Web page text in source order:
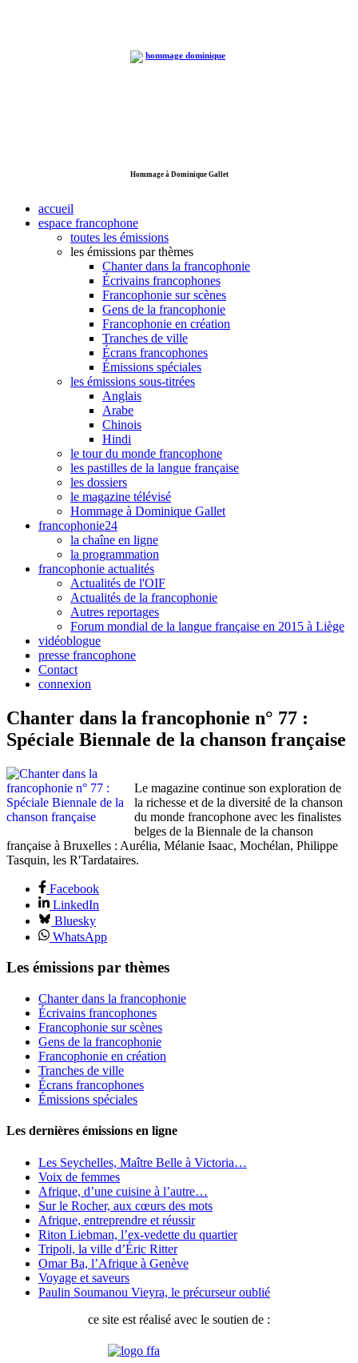
Hommage à Dominique Gallet
accueil
espace francophone
toutes les émissions
les émissions par thèmes
Chanter dans la francophonie
Écrivains francophones
Francophonie sur scènes
Gens de la francophonie
Francophonie en création
Tranches de ville
Écrans francophones
Émissions spéciales
les émissions sous-titrées
Anglais
Arabe
Chinois
Hindi
le tour du monde francophone
les pastilles de la langue française
les dossiers
le magazine télévisé
Hommage à Dominique Gallet
francophonie24
la chaîne en ligne
la programmation
francophonie actualités
Actualités de l'OIF
Actualités de la francophonie
Autres reportages
Forum mondial de la langue française en 2015 à Liège
vidéoblogue
presse francophone
Contact
connexion
Chanter dans la francophonie n° 77 :
Spéciale Biennale de la chanson française
Le magazine continue son exploration de
la richesse et de la diversité de la chanson
du monde francophone avec les finalistes
belges de la Biennale de la chanson
française à Bruxelles : Aurélia, Mélanie Isaac, Mochélan, Philippe
Tasquin, les R'Tardataires.
Facebook
LinkedIn
Bluesky
WhatsApp
Les émissions par thèmes
Chanter dans la francophonie
Écrivains francophones
Francophonie sur scènes
Gens de la francophonie
Francophonie en création
Tranches de ville
Écrans francophones
Émissions spéciales
Les dernières émissions en ligne
Les Seychelles, Maître Belle à Victoria…
Voix de femmes
Afrique, d’une cuisine à l’autre…
Sur le Rocher, aux cœurs des mots
Afrique, entreprendre et réussir
Riton Liebman, l’ex-vedette du quartier
Tripoli, la ville d’Éric Ritter
Omar Ba, l’Afrique à Genève
Voyage et saveurs
Paulin Soumanou Vieyra, le précurseur oublié
ce site est réalisé avec le soutien de :